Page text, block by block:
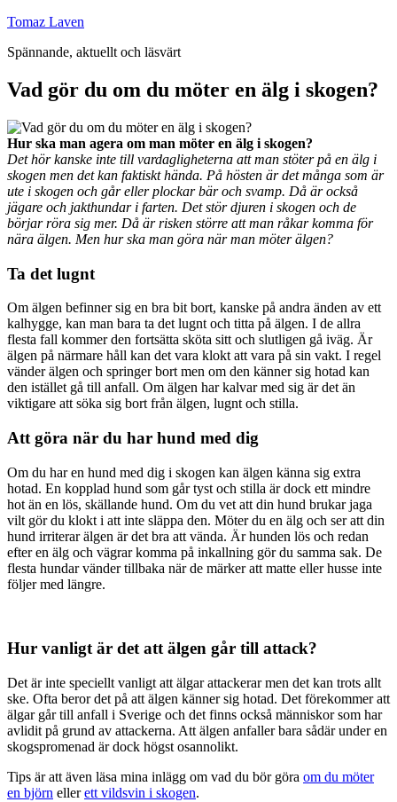
Hoppa
innehåll
Tomaz Laven
Spännande, aktuellt och läsvärt
Vad gör du om du möter en älg i skogen?
Hur ska man agera om man möter en älg i skogen?
Det hör kanske inte till vardagligheterna att man stöter på en älg i
skogen men det kan faktiskt hända. På hösten är det många som är
ute i skogen och går eller plockar bär och svamp. Då är också
jägare och jakthundar i farten. Det stör djuren i skogen och de
börjar röra sig mer. Då är risken större att man råkar komma för
nära älgen. Men hur ska man göra när man möter älgen?
Ta det lugnt
Om älgen befinner sig en bra bit bort, kanske på andra änden av ett
kalhygge, kan man bara ta det lugnt och titta på älgen. I de allra
flesta fall kommer den fortsätta sköta sitt och slutligen gå iväg. Är
älgen på närmare håll kan det vara klokt att vara på sin vakt. I regel
vänder älgen och springer bort men om den känner sig hotad kan
den istället gå till anfall. Om älgen har kalvar med sig är det än
viktigare att söka sig bort från älgen, lugnt och stilla.
Att göra när du har hund med dig
Om du har en hund med dig i skogen kan älgen känna sig extra
hotad. En kopplad hund som går tyst och stilla är dock ett mindre
hot än en lös, skällande hund. Om du vet att din hund brukar jaga
vilt gör du klokt i att inte släppa den. Möter du en älg och ser att din
hund irriterar älgen är det bra att vända. Är hunden lös och redan
efter en älg och vägrar komma på inkallning gör du samma sak. De
flesta hundar vänder tillbaka när de märker att matte eller husse inte
följer med längre.
Hur vanligt är det att älgen går till attack?
Det är inte speciellt vanligt att älgar attackerar men det kan trots allt
ske. Ofta beror det på att älgen känner sig hotad. Det förekommer att
älgar går till anfall i Sverige och det finns också människor som har
avlidit på grund av attackerna. Att älgen anfaller bara sådär under en
skogspromenad är dock högst osannolikt.
Tips är att även läsa mina inlägg om vad du bör göra om du möter
en björn ellerett vildsvin i skogen.